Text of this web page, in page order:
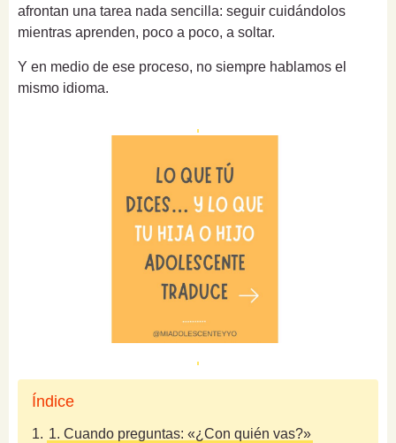
afrontan una tarea nada sencilla: seguir cuidándolos
mientras aprenden, poco a poco, a soltar.
Y en medio de ese proceso, no siempre hablamos el
mismo idioma.
Índice
1. 1. Cuando preguntas: «¿Con quién vas?»